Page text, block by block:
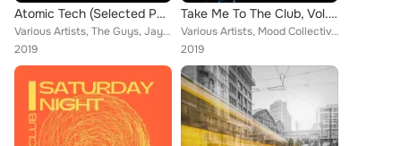
Atomic Tech (Selected Power Rhythms)
Various Artists, The Guys, Jay S, Faust Yaztrom, Bladivinsky, Jill Shiki, Terry Ted, Yoshimura, William Bent, Tanya Lafriniere, ...
2019
Take Me To The Club, Vol. 3
Various Artists, Mood Collective, Henry Preston, Beaverhausen, Jason Simmons, Vito Vogel, Dialer Z, Miguel Alcobia, Talal, Taach...
2019